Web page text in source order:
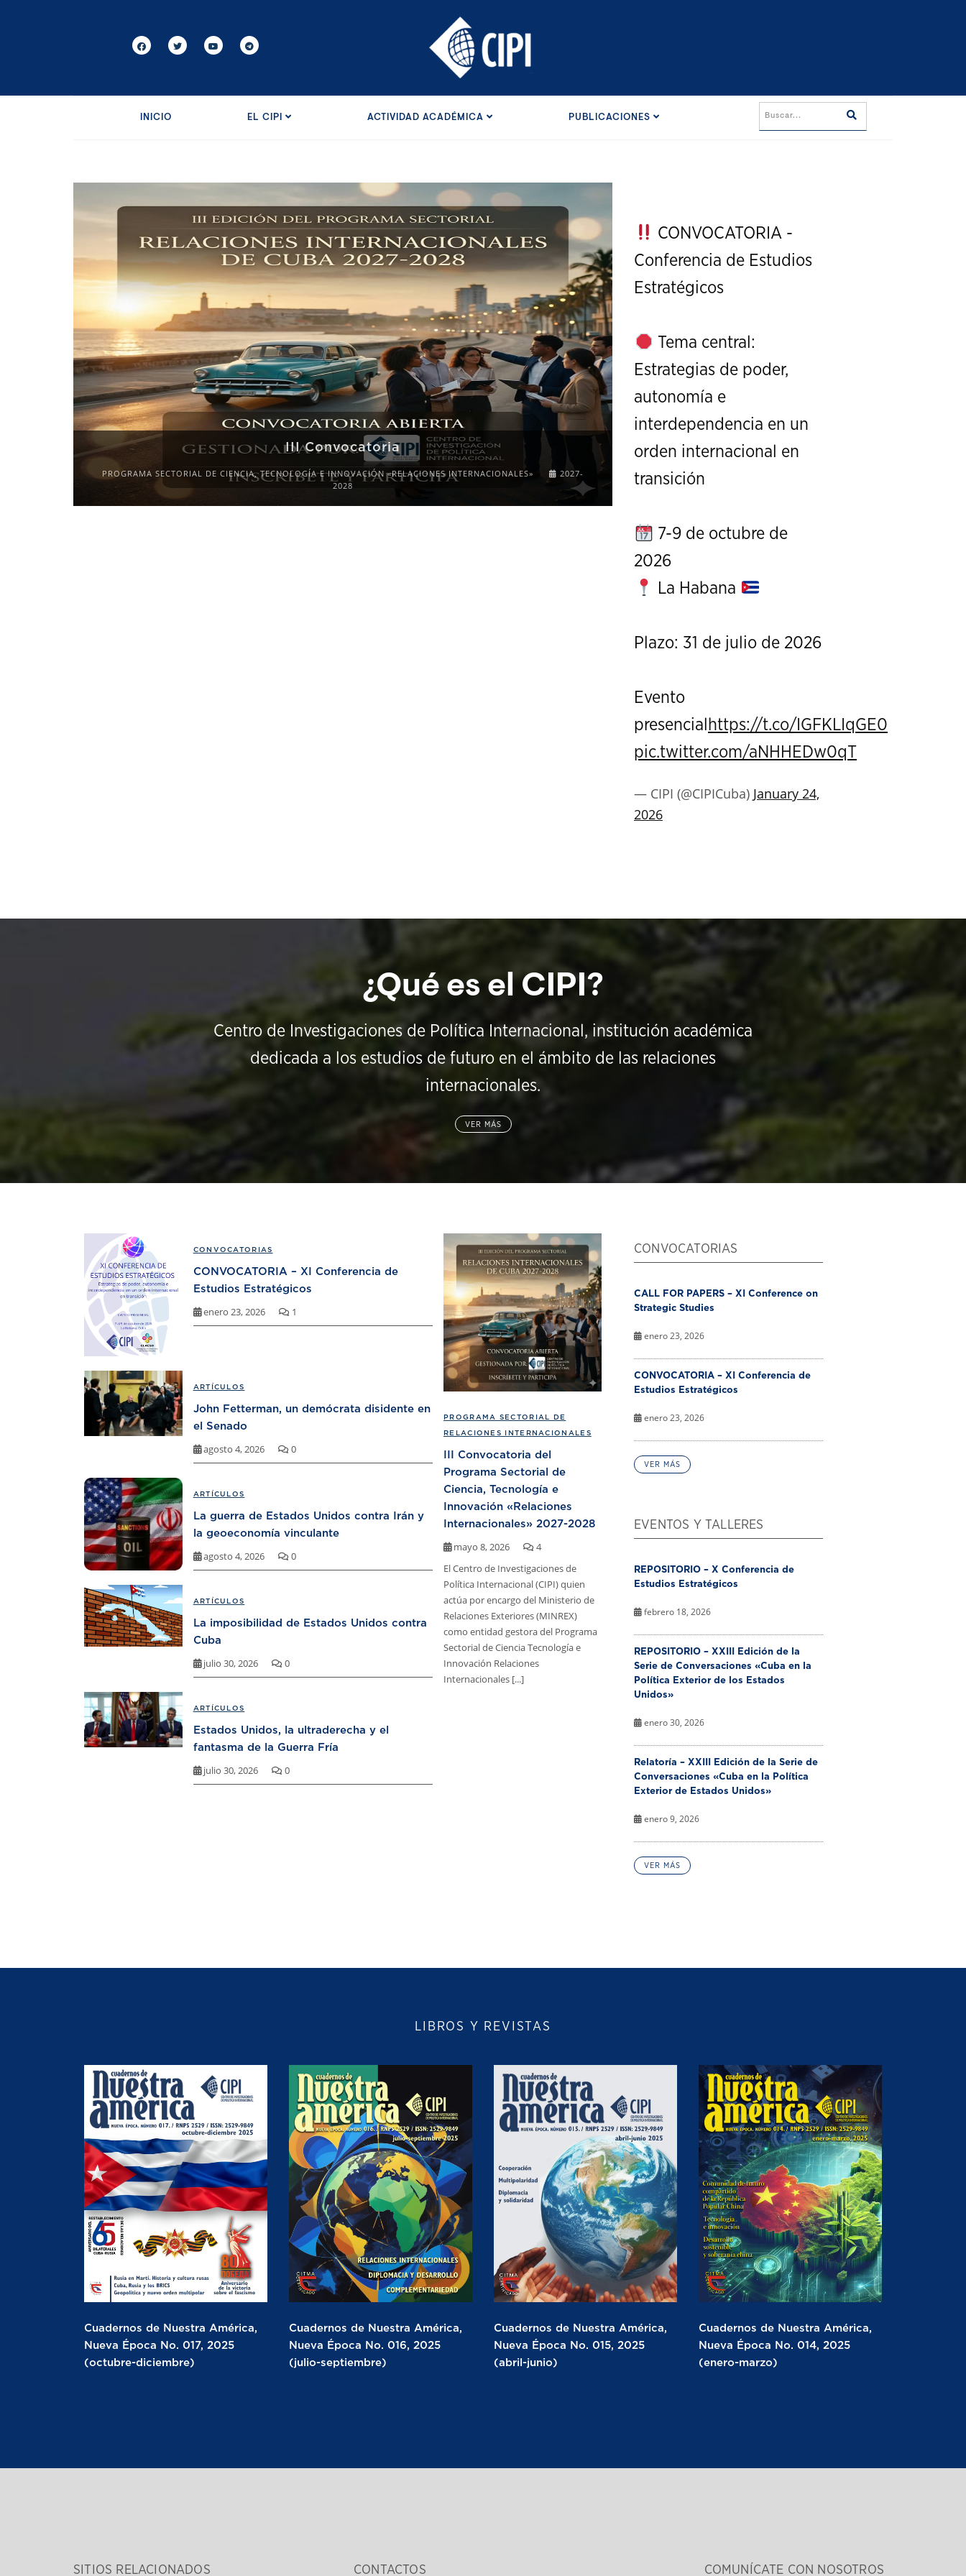
INICIO EL CIPI ACTIVIDAD ACADÉMICA PUBLICACIONES
III Convocatoria
PROGRAMA SECTORIAL DE CIENCIA, TECNOLOGÍA E INNOVACIÓN «RELACIONES INTERNACIONALES»
2027-
2028
XI Conference on Strategic
CONVOCATORIA -
Conferencia de Estudios
Estratégicos
Tema central:
Estrategias de poder,
autonomía e
interdependencia en un
orden internacional en
transición
7-9 de octubre de
2026
La Habana
Plazo: 31 de julio de 2026
Evento
presencial https://t.co/IGFKLIqGE0
pic.twitter.com/aNHHEDw0qT
— CIPI (@CIPICuba) January 24,
2026
¿Qué es el CIPI?
Centro de Investigaciones de Política Internacional, institución académica
dedicada a los estudios de futuro en el ámbito de las relaciones
internacionales.
VER MÁS
PROGRAMA SECTORIAL DE
RELACIONES INTERNACIONALES
III Convocatoria del
Programa Sectorial de
Ciencia, Tecnología e
Innovación «Relaciones
Internacionales» 2027-2028
mayo 8, 2026
4
El Centro de Investigaciones de
Política Internacional (CIPI) quien
actúa por encargo del Ministerio de
Relaciones Exteriores (MINREX)
como entidad gestora del Programa
Sectorial de Ciencia Tecnología e
Innovación Relaciones
Internacionales [...]
CONVOCATORIAS
CONVOCATORIA – XI Conferencia de
Estudios Estratégicos
enero 23, 2026 1
ARTÍCULOS
John Fetterman, un demócrata disidente en
el Senado
agosto 4, 2026 0
ARTÍCULOS
La guerra de Estados Unidos contra Irán y
la geoeconomía vinculante
agosto 4, 2026 0
ARTÍCULOS
La imposibilidad de Estados Unidos contra
Cuba
julio 30, 2026 0
ARTÍCULOS
Estados Unidos, la ultraderecha y el
fantasma de la Guerra Fría
julio 30, 2026 0
CONVOCATORIAS
CALL FOR PAPERS – XI Conference on
Strategic Studies
enero 23, 2026
CONVOCATORIA – XI Conferencia de
Estudios Estratégicos
enero 23, 2026
VER MÁS
EVENTOS Y TALLERES
REPOSITORIO – X Conferencia de
Estudios Estratégicos
febrero 18, 2026
REPOSITORIO – XXIII Edición de la
Serie de Conversaciones «Cuba en la
Política Exterior de los Estados
Unidos»
enero 30, 2026
Relatoría – XXIII Edición de la Serie de
Conversaciones «Cuba en la Política
Exterior de Estados Unidos»
enero 9, 2026
VER MÁS
LIBROS Y REVISTAS
Cuadernos de Nuestra América,
Nueva Época No. 017, 2025
(octubre-diciembre)
Cuadernos de Nuestra América,
Nueva Época No. 016, 2025
(julio-septiembre)
Cuadernos de Nuestra América,
Nueva Época No. 015, 2025
(abril-junio)
Cuadernos de Nuestra América,
Nueva Época No. 014, 2025
(enero-marzo)
SITIOS RELACIONADOS CONTACTOS COMUNÍCATE CON NOSOTROS